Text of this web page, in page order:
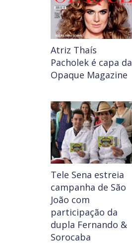
Atriz Thaís
Pacholek é capa da
Opaque Magazine
Tele Sena estreia
campanha de São
João com
participação da
dupla Fernando &
Sorocaba